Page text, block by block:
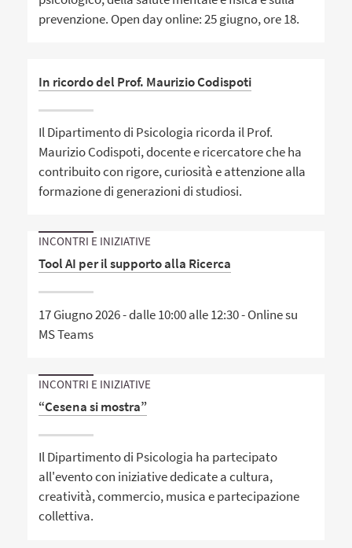
prevenzione. Open day online: 25 giugno, ore 18.
In ricordo del Prof. Maurizio Codispoti
Il Dipartimento di Psicologia ricorda il Prof.
Maurizio Codispoti, docente e ricercatore che ha
contribuito con rigore, curiosità e attenzione alla
formazione di generazioni di studiosi.
INCONTRI E INIZIATIVE
Tool AI per il supporto alla Ricerca
17 Giugno 2026 - dalle 10:00 alle 12:30 - Online su
MS Teams
INCONTRI E INIZIATIVE
“Cesena si mostra”
Il Dipartimento di Psicologia ha partecipato
all'evento con iniziative dedicate a cultura,
creatività, commercio, musica e partecipazione
collettiva.